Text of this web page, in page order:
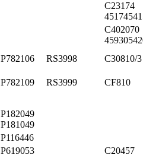
C23174
C402070
P782106 RS3998 C30810/3
P782109 RS3999
CF810
P182049
P181049
P116446
P619053
C20457